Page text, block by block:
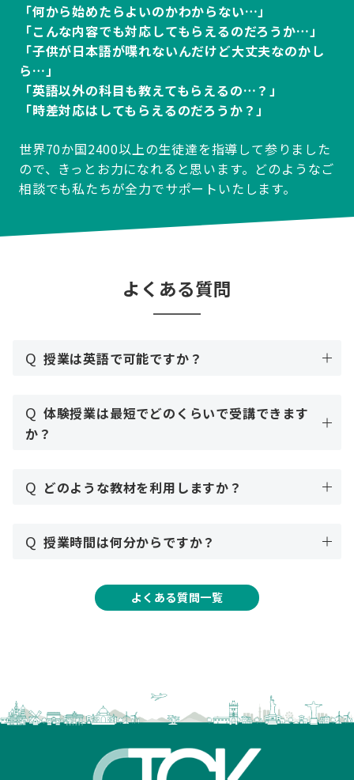
「何から始めたらよいのかわからない…」
「こんな内容でも対応してもらえるのだろうか…」
「子供が日本語が喋れないんだけど大丈夫なのかし
ら…」
「英語以外の科目も教えてもらえるの…？」
「時差対応はしてもらえるのだろうか？」
世界70か国2400以上の生徒達を指導して参りました
ので、きっとお力になれると思います。どのようなご
相談でも私たちが全力でサポートいたします。
よくある質問
Q 授業は英語で可能ですか？
Q 体験授業は最短でどのくらいで受講できます
か？
Q どのような教材を利用しますか？
Q 授業時間は何分からですか？
よくある質問一覧